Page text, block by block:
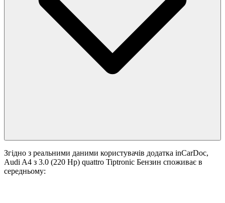
Згідно з реальними даними користувачів додатка inCarDoc,
Audi A4 з 3.0 (220 Hp) quattro Tiptronic Бензин споживає в
середньому: